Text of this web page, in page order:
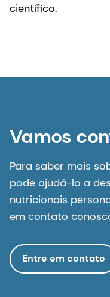
científico.
Vamos
Para saber mais
pode ajudá-lo a
nutricionais
em contato
Entre em contato